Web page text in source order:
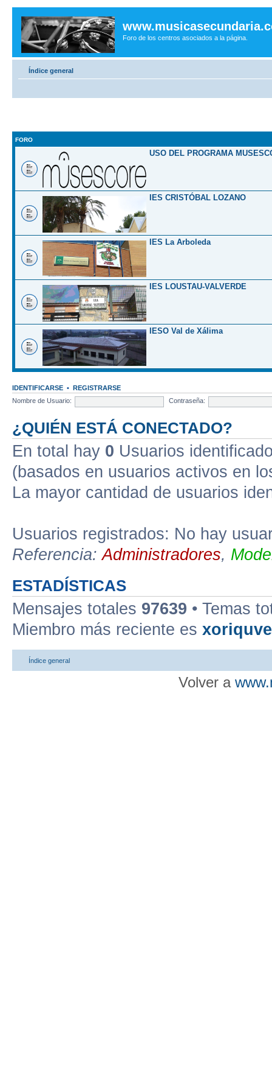
Foro de los centros asociados a la página.
Índice general
FORO
USO DEL PROGRAMA
IES CRISTÓBAL LOZANO
IES La Arboleda
IES LOUSTAU-VALVERDE
IESO Val de Xálima
IDENTIFICARSE • REGISTRARSE
Nombre de Usuario:
Contraseña:
¿QUIÉN ESTÁ CONECTADO?
En total hay 0 Usuarios
(basados en usuarios activos en
La mayor cantidad de usuarios
Usuarios registrados: No hay
Referencia:Administradores,
ESTADÍSTICAS
Mensajes totales 97639 • Temas
Miembro más reciente es
Índice general
Volver a